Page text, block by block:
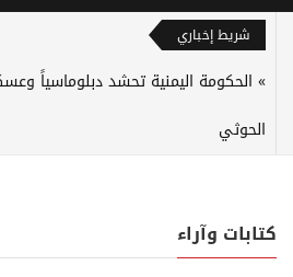
شريط إخباري
الحكومة اليمنية تحشد دبلوماسياً
الحوثي
كتابات وآراء